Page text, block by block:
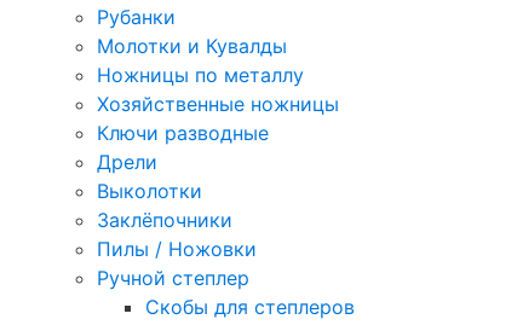
Рубанки
Молотки и Кувалды
Ножницы по металлу
Хозяйственные ножницы
Ключи разводные
Дрели
Выколотки
Заклёпочники
Пилы / Ножовки
Ручной степлер
Скобы для степлеров